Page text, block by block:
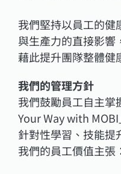
我們堅持以員工的健
與生產力的直接影響
藉此提升團隊整體健
我們的管理方針
我們鼓勵員工自主
Your Way with
針對性學習、技能提
我們的員工價值主張